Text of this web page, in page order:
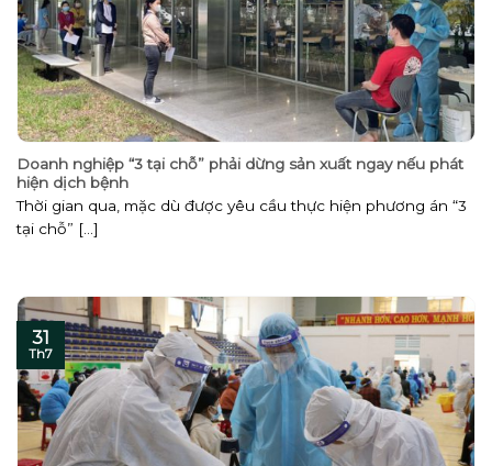
Doanh nghiệp “3 tại chỗ” phải dừng sản xuất ngay nếu phát
hiện dịch bệnh
Thời gian qua, mặc dù được yêu cầu thực hiện phương án “3
tại chỗ” [...]
31
Th7